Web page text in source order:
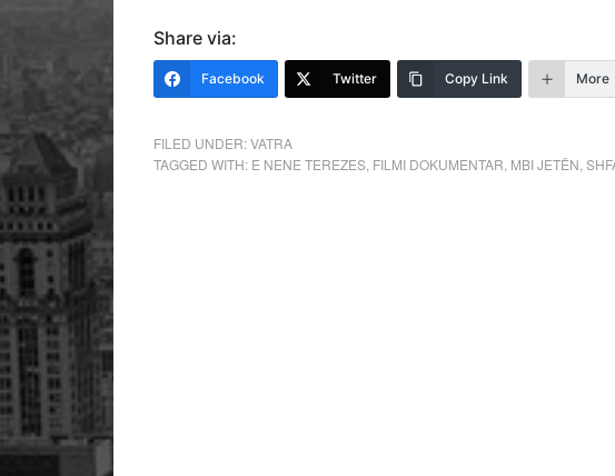
Share via:
Facebook Twitter Copy Link More
FILED UNDER:VATRA
TAGGED WITH: E NENE TEREZES FILMI DOKUMENTAR MBI JETËN